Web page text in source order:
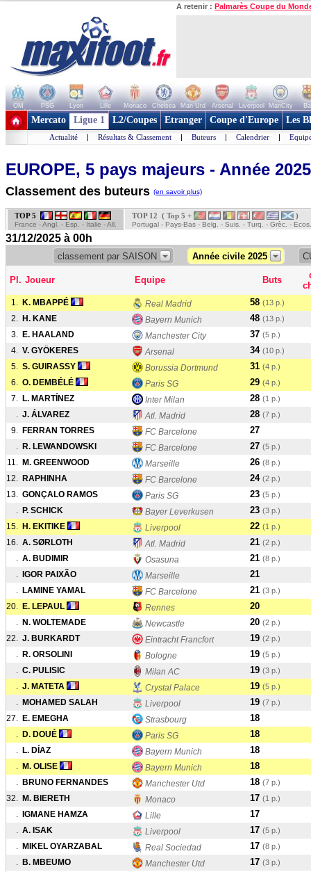
A retenir : Palmarès Coupe du
OM PSG Lyon Lille Monaco Chelsea Man Utd Arsenal Liverpool ManCity
+ de clubs
Mercato Ligue 1 L2/Coupes Etranger Coupe d'Europe Les
Actualité | Résultats & Classement | Buteurs | Calendrier |
EUROPE, 5 pays majeurs - Année 2025
Classement des buteurs (en savoir plus)
TOP 5
France - Angl. - Esp. - Italie - All.
TOP 12 ( Top 5 + )
Portugal - Pays-Bas - Belg. - Suis. - Turq. - Grèc. - Ecos.
31/12/2025 à 00h
classement par SAISON Année civile 2025
Pl. Joueur Equipe Buts
1. K. MBAPPÉ Real Madrid 58 (13 p.)
2. H. KANE Bayern Munich 48 (13 p.)
3. E. HAALAND Manchester City 37 (5 p.)
4. V. GYÖKERES Arsenal 34 (10 p.)
5. S. GUIRASSY Borussia Dortmund 31 (4 p.)
6. O. DEMBÉLÉ Paris SG 29 (4 p.)
7. L. MARTÍNEZ Inter Milan 28 (1 p.)
. J. ÁLVAREZ Atl. Madrid 28 (7 p.)
9. FERRAN TORRES FC Barcelone 27
. R. LEWANDOWSKI FC Barcelone 27 (5 p.)
11. M. GREENWOOD Marseille 26 (8 p.)
12. RAPHINHA FC Barcelone 24 (2 p.)
13. GONÇALO RAMOS Paris SG 23 (5 p.)
. P. SCHICK Bayer Leverkusen 23 (3 p.)
15. H. EKITIKE Liverpool 22 (1 p.)
16. A. SØRLOTH Atl. Madrid 21 (2 p.)
. A. BUDIMIR Osasuna 21 (8 p.)
. IGOR PAIXÃO Marseille 21
. LAMINE YAMAL FC Barcelone 21 (3 p.)
20. E. LEPAUL Rennes 20
. N. WOLTEMADE Newcastle 20 (2 p.)
22. J. BURKARDT Eintracht Francfort 19 (2 p.)
. R. ORSOLINI Bologne 19 (5 p.)
. C. PULISIC Milan AC 19 (3 p.)
. J. MATETA Crystal Palace 19 (5 p.)
. MOHAMED SALAH Liverpool 19 (7 p.)
27. E. EMEGHA Strasbourg 18
. D. DOUÉ Paris SG 18
. L. DÍAZ Bayern Munich 18
. M. OLISE Bayern Munich 18
. BRUNO FERNANDES Manchester Utd 18 (7 p.)
32. M. BIERETH Monaco 17 (1 p.)
. IGMANE HAMZA Lille 17
. A. ISAK Liverpool 17 (5 p.)
. MIKEL OYARZABAL Real Sociedad 17 (8 p.)
. B. MBEUMO Manchester Utd 17 (3 p.)